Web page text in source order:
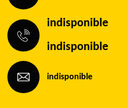
indisponible
indisponible
indisponible